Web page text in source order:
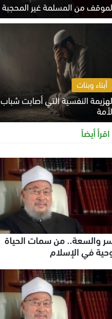
من المسلمة غير المحجبة
6 أغسطس 2026 10:45 ص
أبناء وبنات
النفسية التي أصابت شباب
الخميس 6 أغسطس 2026 11:12 ص
اقرأ أيضاً
والسعة.. من سمات الحياة
في الإسلام